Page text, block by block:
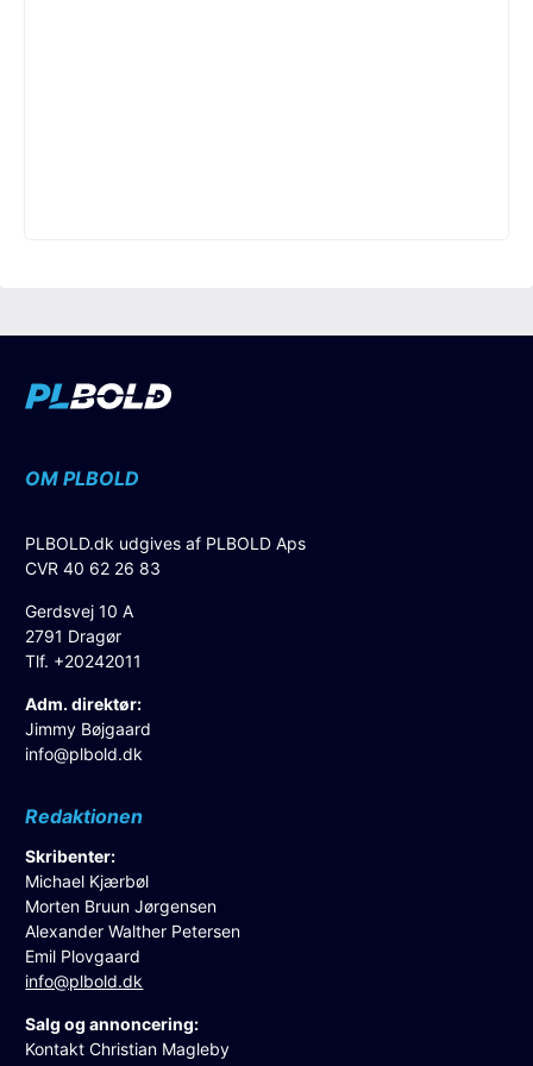
OM PLBOLD
PLBOLD.dk udgives af PLBOLD Aps
CVR 40 62 26 83
Gerdsvej 10 A
2791 Dragør
Tlf. +20242011
Adm. direktør:
Jimmy Bøjgaard
info@plbold.dk
Redaktionen
Skribenter:
Michael Kjærbøl
Morten Bruun Jørgensen
Alexander Walther Petersen
Emil Plovgaard
info@plbold.dk
Salg og annoncering:
Kontakt Christian Magleby